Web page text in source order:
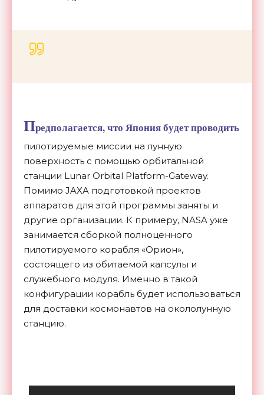
Предполагается, что Япония будет проводить
пилотируемые миссии на лунную
поверхность с помощью орбитальной
станции Lunar Orbital Platform-Gateway.
Помимо JAXA подготовкой проектов
аппаратов для этой программы заняты и
другие организации. К примеру, NASA уже
занимается сборкой полноценного
пилотируемого корабля «Орион»,
состоящего из обитаемой капсулы и
служебного модуля. Именно в такой
конфигурации корабль будет использоваться
для доставки космонавтов на окололунную
станцию.